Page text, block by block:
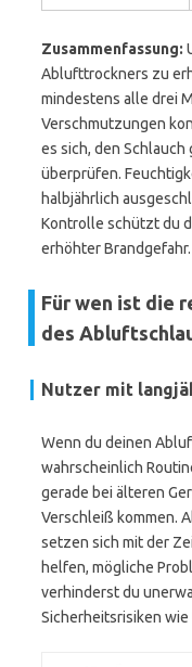
Zusammenfassung:
Ablufttrockners zu
mindestens alle drei
Verschmutzungen
es sich, den
überprüfen.
halbjährlich
Kontrolle schützt du
erhöhter Brandgefahr.
Für wen ist die
des
Nutzer mit
Wenn du deinen
wahrscheinlich
gerade bei älteren
Verschleiß kommen.
setzen sich mit der
helfen, mögliche
verhinderst du
Sicherheitsrisiken